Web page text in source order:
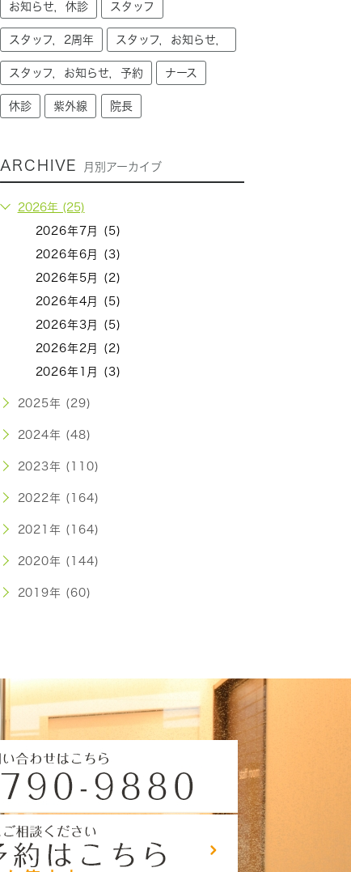
お知らせ，休診 スタッフ
スタッフ，2周年 スタッフ，お知らせ，
スタッフ，お知らせ，予約 ナース
休診 紫外線 院長
ARCHIVE 月別アーカイブ
2026年 (25)
2026年7月 (5)
2026年6月 (3)
2026年5月 (2)
2026年4月 (5)
2026年3月 (5)
2026年2月 (2)
2026年1月 (3)
2025年 (29)
2024年 (48)
2023年 (110)
2022年 (164)
2021年 (164)
2020年 (144)
2019年 (60)